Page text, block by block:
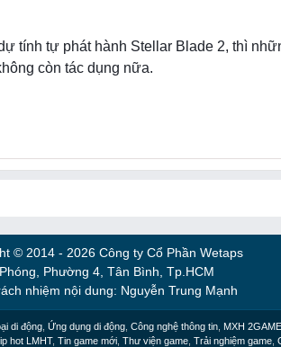
tính tự phát hành Stellar Blade 2, thì
còn tác dụng nữa.
© 2014 - 2026 Công ty Cổ Phần Wetaps
Phường 4, Tân Bình, Tp.HCM
nhiệm nội dung: Nguyễn Trung Mạnh
di động Ứng dụng di động Công nghệ thông tin MXH 2GAME
hot LMHT, Tin game mới Thư viện game Trải nghiệm game